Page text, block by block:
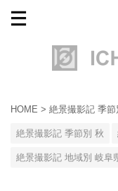
HOME > 絶景撮影記 季節
絶景撮影記 季節別 秋
絶景撮影記 地域別 岐阜